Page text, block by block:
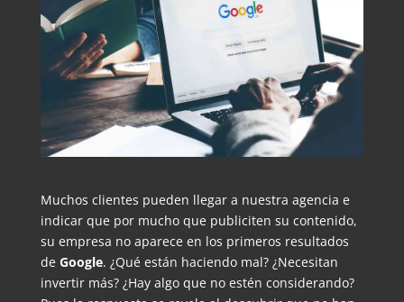
Muchos clientes pueden llegar a nuestra agencia e
indicar que por mucho que publiciten su contenido,
su empresa no aparece en los primeros resultados
de Google. ¿Qué están haciendo mal? ¿Necesitan
invertir más? ¿Hay algo que no estén considerando?